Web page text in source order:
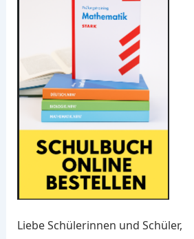
Liebe Schülerinnen und Schüler,